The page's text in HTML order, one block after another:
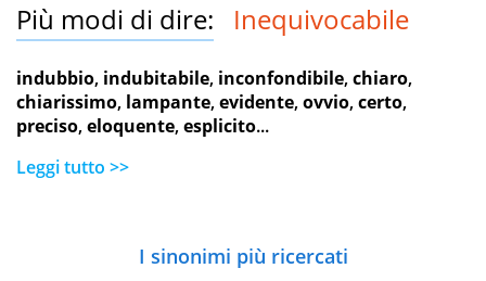
Più modi di dire: Inequivocabile
indubbio, indubitabile, inconfondibile,chiaro,
chiarissimo, lampante,evidente,ovvio,certo,
preciso,eloquente,esplicito...
Leggi tutto >>
I sinonimi più ricercati